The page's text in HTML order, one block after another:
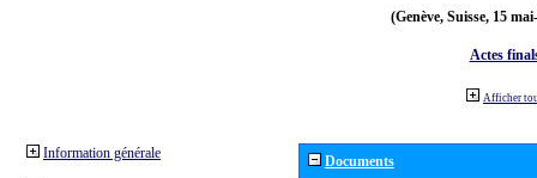
(Genève, Suisse, 15
Actes
Afficher
Information générale Documents